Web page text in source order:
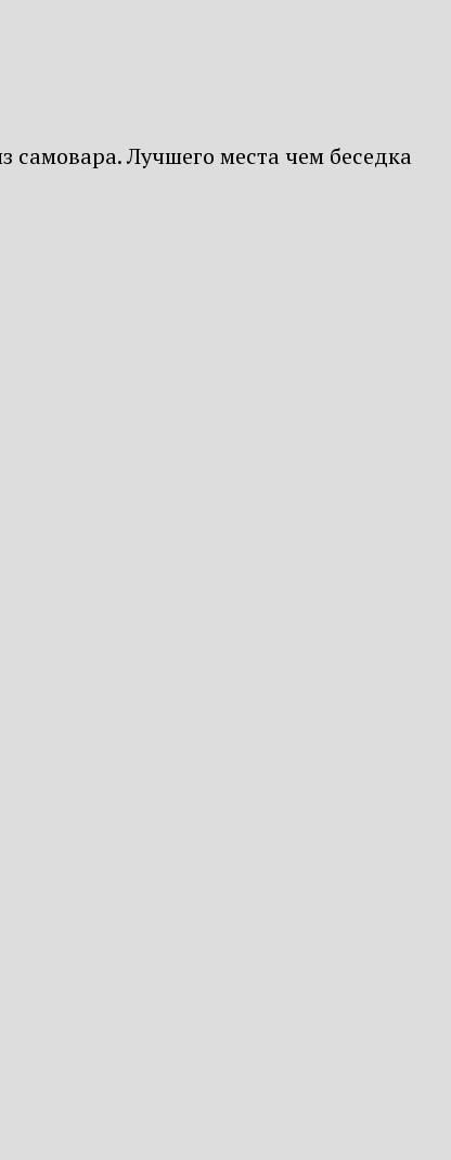
самовара. Лучшего места чем беседка